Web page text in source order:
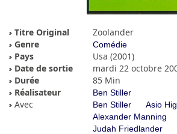
Titre Original
Zoolander
Genre
Comédie
Pays
Usa (2001)
Date de sortie
mardi 22 octobre
Durée
85 Min
Réalisateur
Ben Stiller
Avec Ben Stiller
Asio
Alexander Manning
Judah Friedlander